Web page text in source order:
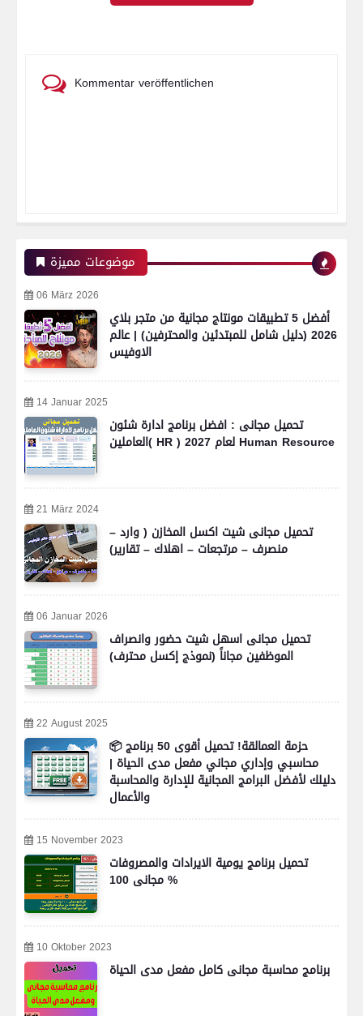
Kommentar veröffentlichen
موضوعات مميزة
06 März 2026
أفضل 5 تطبيقات مونتاج مجانية من متجر بلاي
2026 (دليل شامل للمبتدئين والمحترفين) | عالم
الاوفيس
14 Januar 2025
تحميل مجانى : افضل برنامج ادارة شئون
العاملين( HR ) لعام 2027 Human Resource
21 März 2024
تحميل مجانى شيت اكسل المخازن ( وارد –
منصرف – مرتجعات – اهلاك – تقارير)
06 Januar 2026
تحميل مجانى اسهل شيت حضور وانصراف
الموظفين مجاناً (نموذج إكسل محترف)
22 August 2025
📦 حزمة العمالقة! تحميل أقوى 50 برنامج
محاسبي وإداري مجاني مفعل مدى الحياة |
دليلك لأفضل البرامج المجانية للإدارة والمحاسبة
والأعمال
15 November 2023
تحميل برنامج يومية الايرادات والمصروفات
مجانى 100 %
10 Oktober 2023
برنامج محاسبة مجانى كامل مفعل مدى الحياة